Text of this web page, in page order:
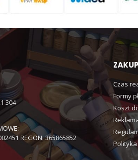
304
REGON: 365865852
Czas
Formy
Koszt